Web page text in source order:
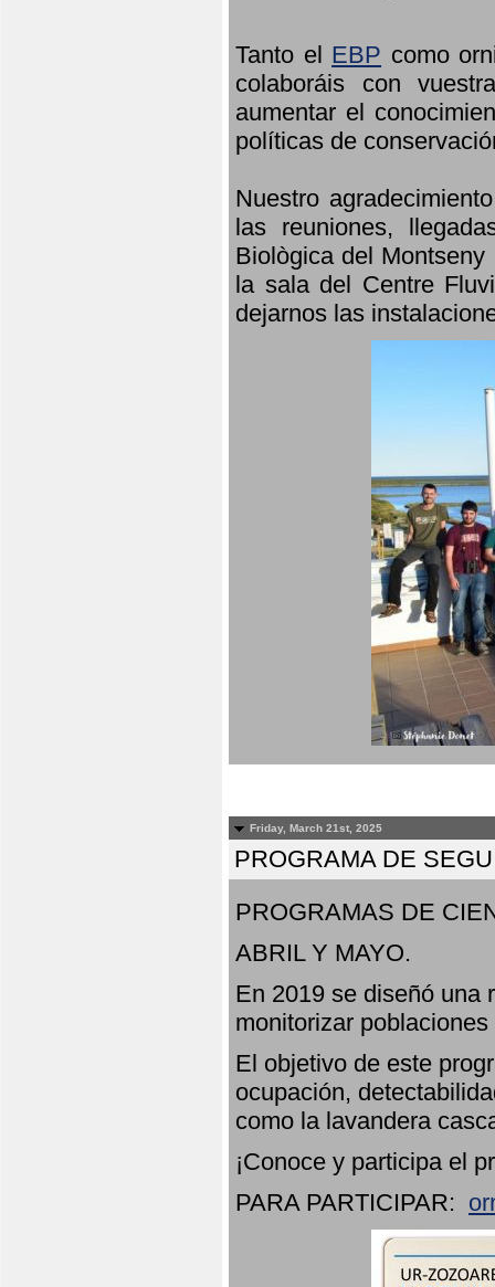
Tanto el EBP como
colaboráis con
aumentar el
políticas de
Nuestro
las reuniones,
Biològica del
la sala del Centre
dejarnos las
Friday, March 21st, 2025
PROGRAMA DE
PROGRAMAS DE
ABRIL Y MAYO.
En 2019 se diseñó una
monitorizar
El objetivo de este
ocupación,
como la lavandera
¡Conoce y participa el
PARA PARTICIPAR: